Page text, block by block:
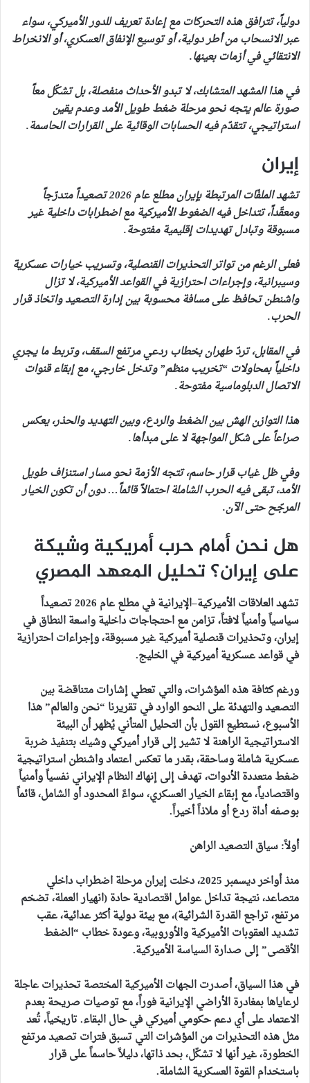
دولياً، تترافق هذه التحركات مع إعادة تعريف للدور الأميركي، سواء
عبر الانسحاب من أطر دولية، أو توسيع الإنفاق العسكري، أو الانخراط
الانتقائي في أزمات بعينها.
في هذا المشهد المتشابك، لا تبدو الأحداث منفصلة، بل تشكّل معاً
صورة عالم يتجه نحو مرحلة ضغط طويل الأمد وعدم يقين
استراتيجي، تتقدّم فيه الحسابات الوقائية على القرارات الحاسمة.
إيران
تشهد الملفّات المرتبطة بإيران مطلع عام 2026 تصعيداً متدرّجاً
ومعقّداً، تتداخل فيه الضغوط الأميركية مع اضطرابات داخلية غير
مسبوقة وتبادل تهديدات إقليمية مفتوحة.
فعلى الرغم من تواتر التحذيرات القنصلية، وتسريب خيارات عسكرية
وسيبرانية، وإجراءات احترازية في القواعد الأميركية، لا تزال
واشنطن تحافظ على مسافة محسوبة بين إدارة التصعيد واتخاذ قرار
الحرب.
في المقابل، تردّ طهران بخطاب ردعي مرتفع السقف، وتربط ما يجري
داخلياً بمحاولات “تخريب منظم” وتدخل خارجي، مع إبقاء قنوات
الاتصال الدبلوماسية مفتوحة.
هذا التوازن الهش بين الضغط والردع، وبين التهديد والحذر، يعكس
صراعاً على شكل المواجهة لا على مبدأها.
وفي ظل غياب قرار حاسم، تتجه الأزمة نحو مسار استنزاف طويل
الأمد، تبقى فيه الحرب الشاملة احتمالاً قائماً… دون أن تكون الخيار
المرجّح حتى الآن.
هل نحن أمام حرب أمريكية وشيكة
على إيران؟ تحليل المعهد المصري
تشهد العلاقات الأميركية–الإيرانية في مطلع عام 2026 تصعيداً
سياسياً وأمنياً لافتاً، تزامن مع احتجاجات داخلية واسعة النطاق في
إيران، وتحذيرات قنصلية أميركية غير مسبوقة، وإجراءات احترازية
في قواعد عسكرية أميركية في الخليج.
ورغم كثافة هذه المؤشرات، والتي تعطي إشارات متناقضة بين
التصعيد والتهدئة على النحو الوارد في تقريرنا “نحن والعالم” هذا
الأسبوع، نستطيع القول بأن التحليل المتأني يُظهر أن البيئة
الاستراتيجية الراهنة لا تشير إلى قرار أميركي وشيك بتنفيذ ضربة
عسكرية شاملة وساحقة، بقدر ما تعكس اعتماد واشنطن استراتيجية
ضغط متعددة الأدوات، تهدف إلى إنهاك النظام الإيراني نفسياً وأمنياً
واقتصادياً، مع إبقاء الخيار العسكري، سواءً المحدود أو الشامل، قائماً
بوصفه أداة ردع أو ملاذاً أخيراً.
أولاً: سياق التصعيد الراهن
منذ أواخر ديسمبر 2025، دخلت إيران مرحلة اضطراب داخلي
متصاعد، نتيجة تداخل عوامل اقتصادية حادة (انهيار العملة، تضخم
مرتفع، تراجع القدرة الشرائية)، مع بيئة دولية أكثر عدائية، عقب
تشديد العقوبات الأميركية والأوروبية، وعودة خطاب “الضغط
الأقصى” إلى صدارة السياسة الأميركية.
في هذا السياق، أصدرت الجهات الأميركية المختصة تحذيرات عاجلة
لرعاياها بمغادرة الأراضي الإيرانية فوراً، مع توصيات صريحة بعدم
الاعتماد على أي دعم حكومي أميركي في حال البقاء. تاريخياً، تُعد
مثل هذه التحذيرات من المؤشرات التي تسبق فترات تصعيد مرتفع
الخطورة، غير أنها لا تشكّل، بحد ذاتها، دليلاً حاسماً على قرار
باستخدام القوة العسكرية الشاملة.